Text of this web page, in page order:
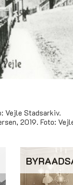
Vejle Stadsarkiv.
2019. Foto: